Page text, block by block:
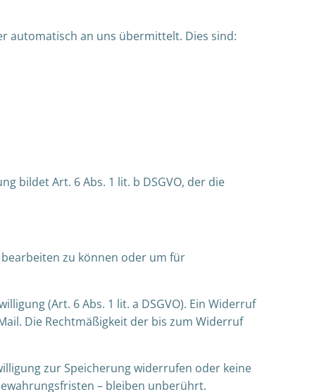
automatisch an uns übermittelt. Dies sind:
bildet Art. 6 Abs. 1 lit. b DSGVO, der die
zu können oder um für
(Art. 6 Abs. 1 lit. a DSGVO). Ein Widerruf
Die Rechtmäßigkeit der bis zum Widerruf
zur Speicherung widerrufen oder keine
– bleiben unberührt.